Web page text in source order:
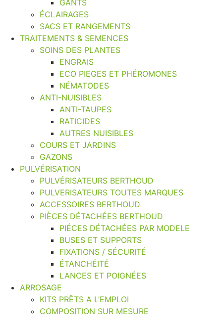
GANTS
ÉCLAIRAGES
SACS ET RANGEMENTS
TRAITEMENTS & SEMENCES
SOINS DES PLANTES
ENGRAIS
ECO PIEGES ET PHÉROMONES
NÉMATODES
ANTI-NUISIBLES
ANTI-TAUPES
RATICIDES
AUTRES NUISIBLES
COURS ET JARDINS
GAZONS
PULVÉRISATION
PULVÉRISATEURS BERTHOUD
PULVERISATEURS TOUTES MARQUES
ACCESSOIRES BERTHOUD
PIÈCES DÉTACHÉES BERTHOUD
PIÉCES DÉTACHÉES PAR MODELE
BUSES ET SUPPORTS
FIXATIONS / SÉCURITÉ
ÉTANCHÉITÉ
LANCES ET POIGNÉES
ARROSAGE
KITS PRÊTS A L’EMPLOI
COMPOSITION SUR MESURE